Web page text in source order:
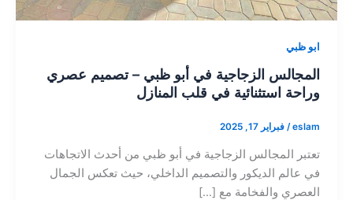
ابو ظبي
المجالس الزجاجية في أبو ظبي – تصميم عصري
وراحة استثنائية في قلب المنازل
eslam
/ فبراير 17, 2025
تعتبر المجالس الزجاجية في أبو ظبي من أحدث الاتجاهات
في عالم الديكور والتصميم الداخلي، حيث تعكس الجمال
العصري والفخامة مع […]